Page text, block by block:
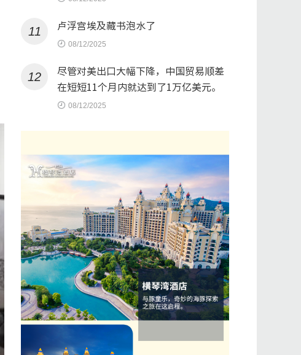
11 卢浮宫埃及藏书泡水了
08/12/2025
12
尽管对美出口大幅下降，中国贸易顺差
在短短11个月内就达到了1万亿美元。
08/12/2025